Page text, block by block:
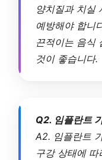
양치질과 치실
예방해야 합니
끈적이는 음식
것이 좋습니다.
Q2. 임플란트
A2. 임플란트
구강 상태에